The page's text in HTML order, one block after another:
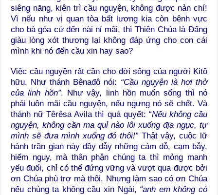
siêng năng, kiên trì cầu nguyện, không được nản chí!
Vì nếu như vị quan tòa bất lương kia còn bênh vực
cho bà góa cứ đến nài nỉ mãi, thì Thiên Chúa là Đấng
giàu lòng xót thương lại không đáp ứng cho con cái
mình khi nó đến cầu xin hay sao?
Việc cầu nguyện rất cần cho đời sống của người Kitô
hữu. Như thánh Bênađô nói: “Cầu nguyện là hơi thở
của linh hồn”. Như vậy, linh hồn muốn sống thì nó
phải luôn mãi cầu nguyện, nếu ngưng nó sẽ chết. Và
thánh nữ Têrêsa Avila thì quả quyết: “Nếu không cầu
nguyện, không cần ma quỉ nào lôi xuống địa ngục, tự
mình sẽ đưa mình xuống đó thôi!” Thật vậy, cuộc lữ
hành trần gian này đầy dẫy những cám dỗ, cạm bẫy,
hiểm nguy, mà thân phận chúng ta thì mỏng manh
yếu đuối, chỉ có thể đứng vững và vượt qua được bởi
ơn Chúa phù trợ mà thôi. Nhưng làm sao có ơn Chúa
nếu chúng ta không cầu xin Ngài, “anh em không có